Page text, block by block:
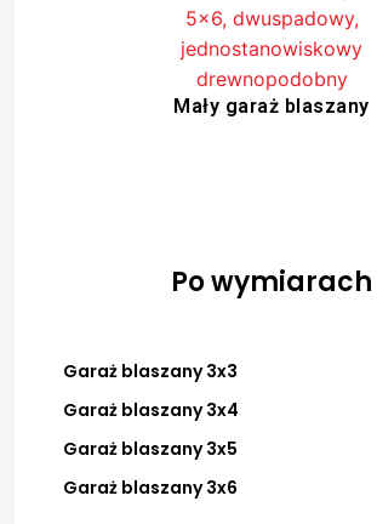
Mały garaż blaszany
Po wymiarach
Garaż blaszany 3x3
Garaż blaszany 3x4
Garaż blaszany 3x5
Garaż blaszany 3x6